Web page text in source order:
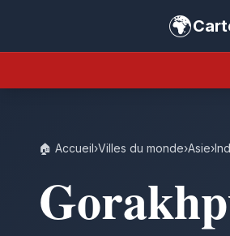
🌍
🏠 Accueil›Villes du monde›Asie›